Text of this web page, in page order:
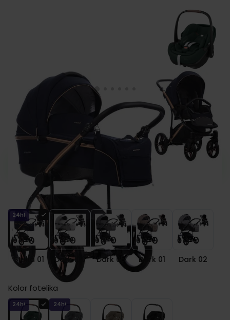
BEBETTO BRESSO PREMIUM wózek 3w1 z
fotelikiem MAXI COSI PEBBLE 360 PRO 2
Zamów do 13:00, a wyślemy jeszcze dziś.
24h!
Stella 01 Dark 100 Dark 05 Dark 01 Dark 02
Kolor fotelika
24h! 24h!